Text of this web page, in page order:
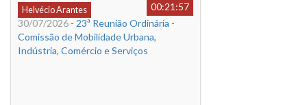
Helvécio Arantes
00:21:57
30/07/2026 - 23ª Reunião Ordinária -
Comissão de Mobilidade Urbana,
Indústria, Comércio e Serviços